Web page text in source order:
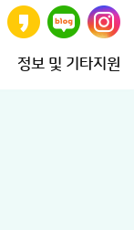
정보 및 기타지원